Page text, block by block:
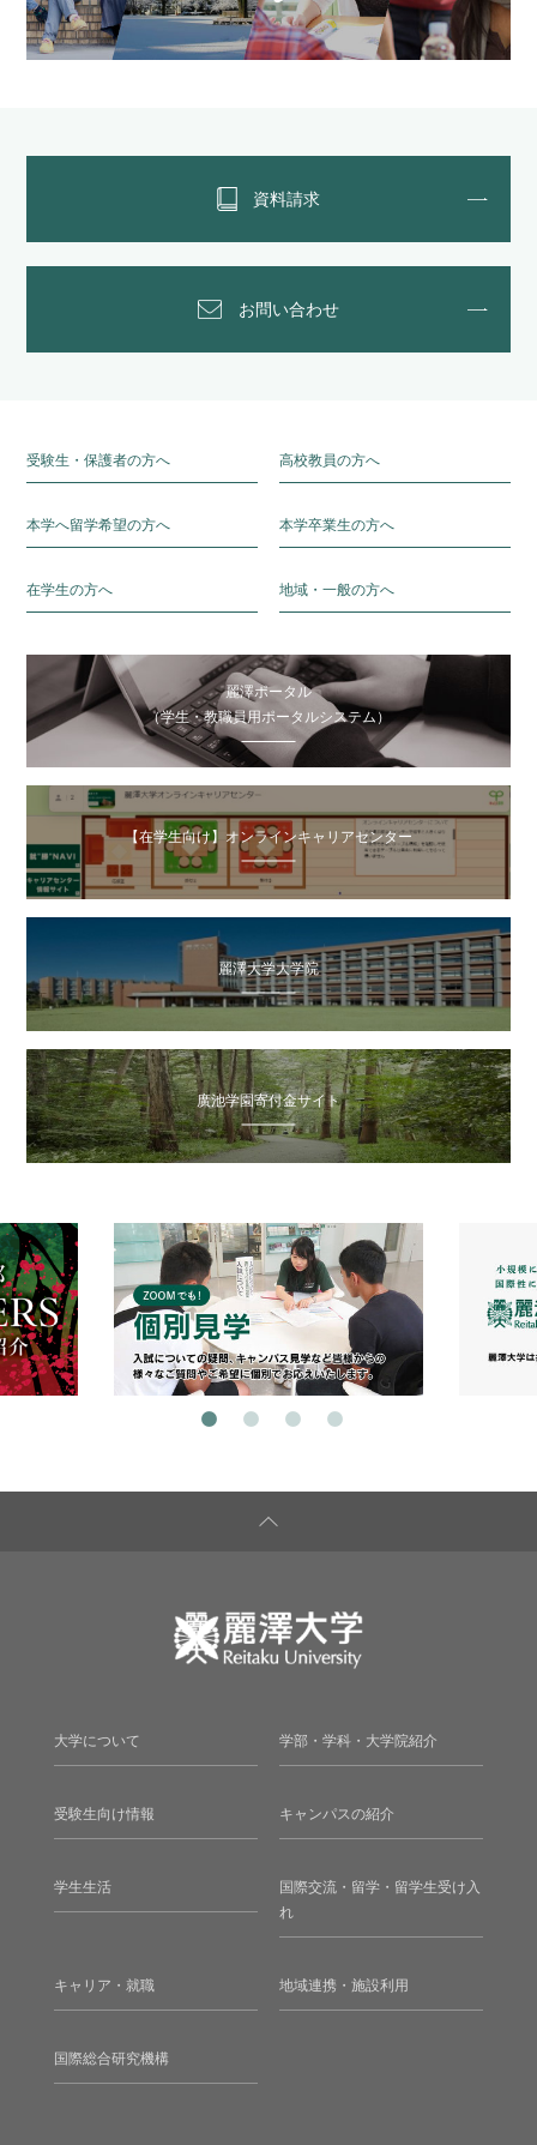
資料請求
お問い合わせ
受験生・保護者の方へ 高校教員の方へ
本学へ留学希望の方へ 本学卒業生の方へ
在学生の方へ 地域・一般の方へ
麗澤ポータル
（学生・教職員用ポータルシステム）
【在学生向け】オンラインキャリアセンター
麗澤大学大学院
廣池学園寄付金サイト
大学について 学部・学科・大学院紹介
受験生向け情報 キャンパスの紹介
学生生活
国際交流・留学・留学生受け入
れ
キャリア・就職 地域連携・施設利用
国際総合研究機構